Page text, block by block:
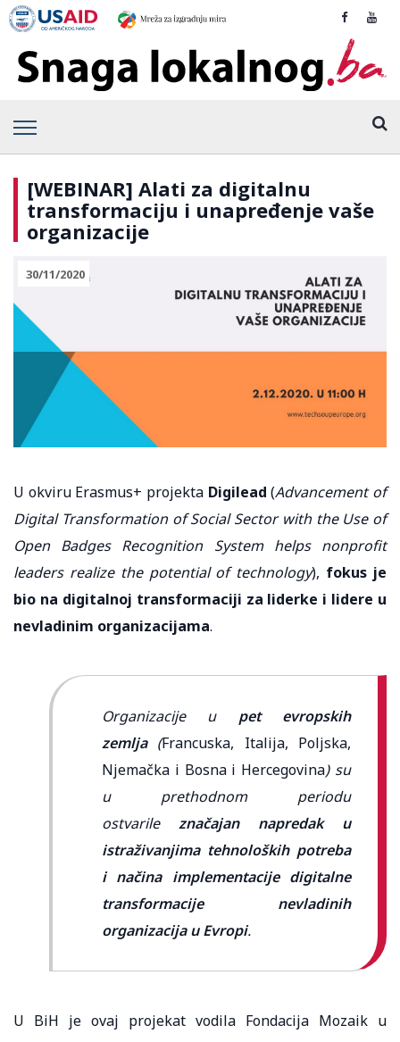
[WEBINAR] Alati za digitalnu
transformaciju i unapređenje vaše
organizacije
30/11/2020
U okviru Erasmus+ projekta Digilead(Advancement of
Digital Transformation of Social Sector with the Use of
Open Badges Recognition System helps nonprofit
leaders realize the potential of technology), fokus je
bio na digitalnoj transformaciji za liderke i lidere u
nevladinim organizacijama.
Organizacije u pet evropskih
zemlja(Francuska, Italija, Poljska,
Njemačka i Bosna i Hercegovina) su
u prethodnom periodu
ostvarile značajan napredak u
istraživanjima tehnoloških potreba
i načina implementacije digitalne
transformacije nevladinih
organizacija u Evropi.
U BiH je ovaj projekat vodila Fondacija Mozaik u